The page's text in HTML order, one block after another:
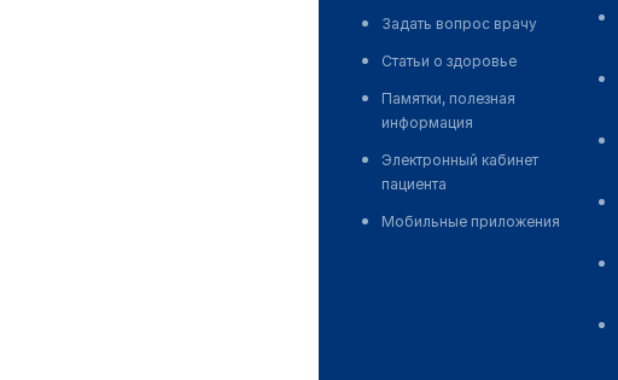
Задать вопрос врачу
Статьи о здоровье
Памятки, полезная
информация
Электронный кабинет
пациента
Мобильные приложения